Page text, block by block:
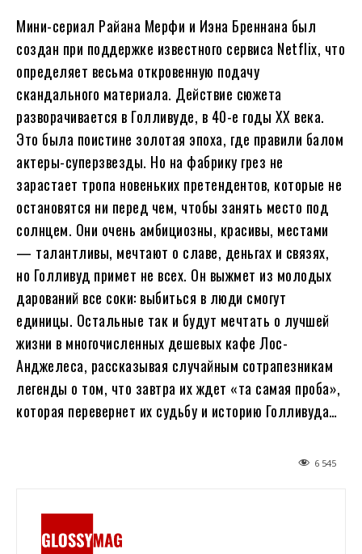
Мини-сериал Райана Мерфи и Иэна Бреннана был
создан при поддержке известного сервиса Netflix, что
определяет весьма откровенную подачу
скандального материала. Действие сюжета
разворачивается в Голливуде, в 40-е годы XX века.
Это была поистине золотая эпоха, где правили балом
актеры-суперзвезды. Но на фабрику грез не
зарастает тропа новеньких претендентов, которые не
остановятся ни перед чем, чтобы занять место под
солнцем. Они очень амбициозны, красивы, местами
— талантливы, мечтают о славе, деньгах и связях,
но Голливуд примет не всех. Он выжмет из молодых
дарований все соки: выбиться в люди смогут
единицы. Остальные так и будут мечтать о лучшей
жизни в многочисленных дешевых кафе Лос-
Анджелеса, рассказывая случайным сотрапезникам
легенды о том, что завтра их ждет «та самая проба»,
которая перевернет их судьбу и историю Голливуда…
6 545